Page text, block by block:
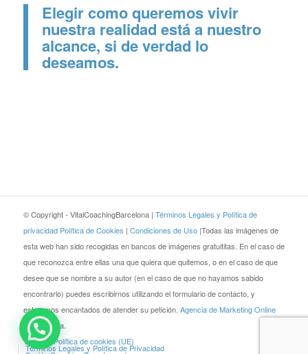
Elegir como queremos vivir
nuestra realidad está a nuestro
alcance, si de verdad lo
deseamos.
© Copyright - VitalCoachingBarcelona | Términos Legales y Política de
privacidad Política de Cookies | Condiciones de Uso |Todas las imágenes de
esta web han sido recogidas en bancos de imágenes gratuititas. En el caso de
que reconozca entre ellas una que quiera que quitemos, o en el caso de que
desee que se nombre a su autor (en el caso de que no hayamos sabido
encontrarlo) puedes escribirnos utilizando el formulario de contacto, y
estaremos encantados de atender su petición. Agencia de Marketing Online
JEZZ Media.
Blog
Política de cookies (UE)
Términos Legales y Política de Privacidad